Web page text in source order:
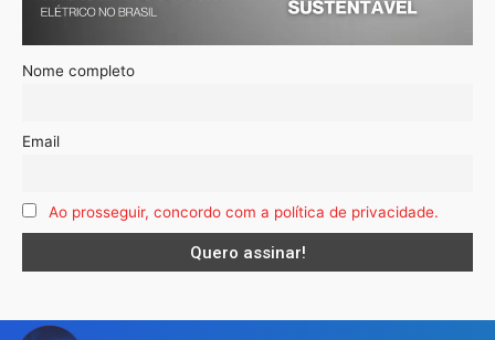
Nome completo
Email
Ao prosseguir, concordo com a política de privacidade.